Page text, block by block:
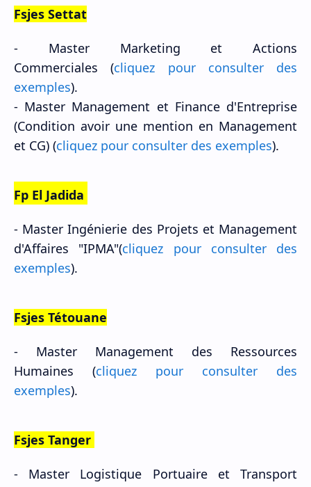
Fsjes Settat
- Master Marketing et Actions
Commerciales (cliquez pour consulter des
exemples).
- Master Management et Finance d'Entreprise
(Condition avoir une mention en Management
et CG) (cliquez pour consulter des exemples).
Fp El Jadida
- MasterIngénierie des Projets et Management
d'Affaires "IPMA"(cliquez pour consulter des
exemples).
Fsjes Tétouane
- Master Management des Ressources
Humaines (cliquez pour consulter des
exemples).
Fsjes Tanger
- Master Logistique Portuaire et Transport